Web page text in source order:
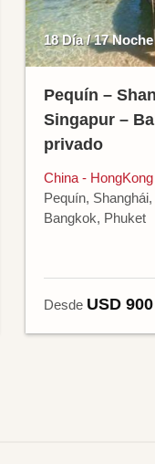
18 Día / 17 Noche
Pequín –
Singapur –
privado
China -
Pequín,
Bangkok, Phuket
Desde USD 900